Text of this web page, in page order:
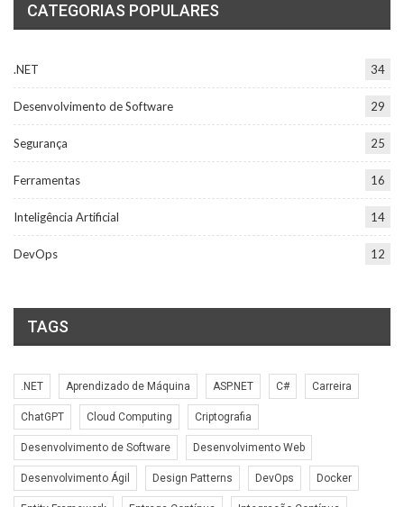
CATEGORIAS POPULARES
.NET 34
Desenvolvimento de Software 29
Segurança 25
Ferramentas 16
Inteligência Artificial 14
DevOps 12
TAGS
.NET Aprendizado de Máquina ASP.NET C# Carreira
ChatGPT Cloud Computing Criptografia
Desenvolvimento de Software Desenvolvimento Web
Desenvolvimento Ágil Design Patterns DevOps Docker